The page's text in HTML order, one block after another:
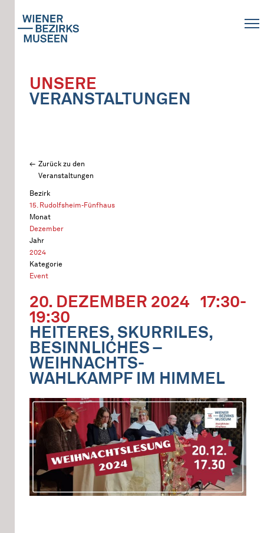
UNSERE
VERANSTALTUNGEN
Zurück zu den
Veranstaltungen
Bezirk
15. Rudolfsheim-Fünfhaus
Monat
Dezember
Jahr
2024
Kategorie
Event
20. DEZEMBER 2024 17:30-
19:30
HEITERES, SKURRILES,
BESINNLICHES –
WEIHNACHTS-
WAHLKAMPF IM HIMMEL